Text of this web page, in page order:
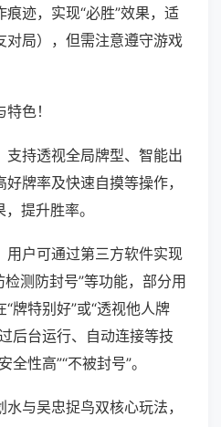
迹，实现“必胜”效果，适
对局），但需注意遵守游戏
色！
支持透视全局牌型、智能出
牌率及快速自摸等操作，
提升胜率。
用户可通过第三方软件实现
检测防封号”等功能，部分用
牌特别好”或“透视他人牌
后台运行、自动连接等技
性高”“不被封号”。
与吴忠捉鸟双核心玩法，